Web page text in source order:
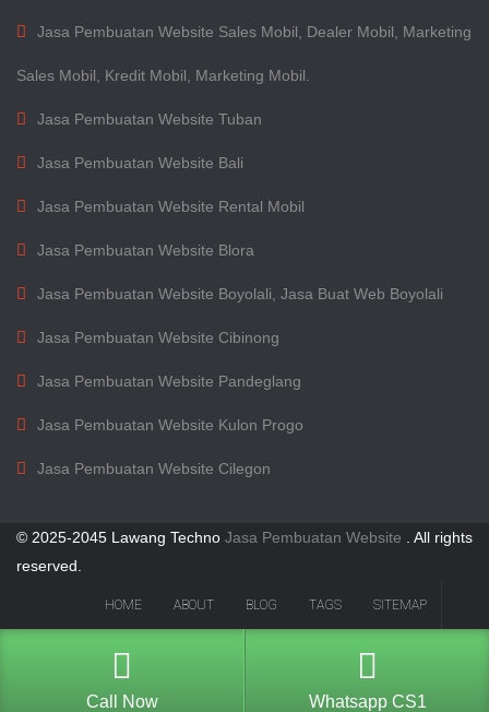
Jasa Pembuatan Website Sales Mobil, Dealer Mobil, Marketing
Sales Mobil, Kredit Mobil, Marketing Mobil.
Jasa Pembuatan Website Tuban
Jasa Pembuatan Website Bali
Jasa Pembuatan Website Rental Mobil
Jasa Pembuatan Website Blora
Jasa Pembuatan Website Boyolali, Jasa Buat Web Boyolali
Jasa Pembuatan Website Cibinong
Jasa Pembuatan Website Pandeglang
Jasa Pembuatan Website Kulon Progo
Jasa Pembuatan Website Cilegon
© 2025-2045 Lawang Techno Jasa Pembuatan Website
. All rights
reserved.
HOME ABOUT BLOG TAGS SITEMAP
Call Now Whatsapp CS1